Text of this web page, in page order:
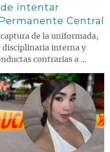
intentar
Central
de la uniformada,
disciplinaria interna y
contrarias a ...